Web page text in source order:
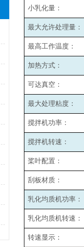
小乳化量：
最大允许处理量：
最高工作温度：
加热方式：
可达真空：
最大处理粘度：
搅拌机功率：
搅拌机转速：
桨叶配置：
刮板材质：
乳化均质机功率：
乳化均质机转速：
转速显示：